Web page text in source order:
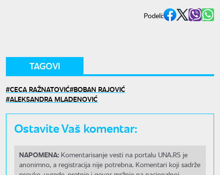
Podeli:
TAGOVI
CECA RAŽNATOVIĆ BOBAN RAJOVIĆ
ALEKSANDRA MLADENOVIĆ
Ostavite Vaš komentar:
NAPOMENA: Komentarisanje vesti na portalu UNA.RS je
anonimno, a registracija nije potrebna. Komentari koji sadrže